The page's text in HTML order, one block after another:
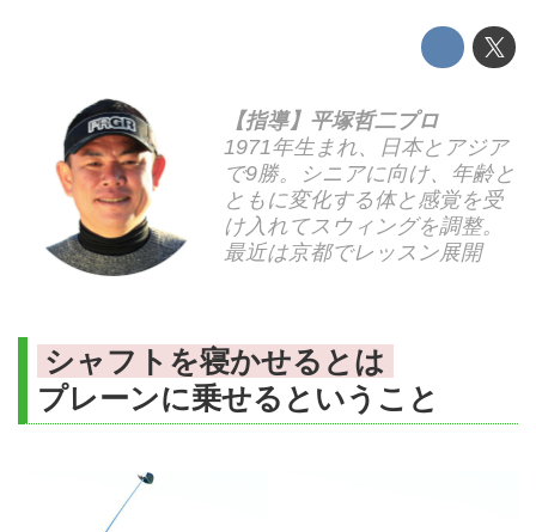
【指導】平塚哲二プロ
1971年生まれ、日本とアジア
で9勝。シニアに向け、年齢と
ともに変化する体と感覚を受
け入れてスウィングを調整。
最近は京都でレッスン展開
シャフトを寝かせるとは
プレーンに乗せるということ